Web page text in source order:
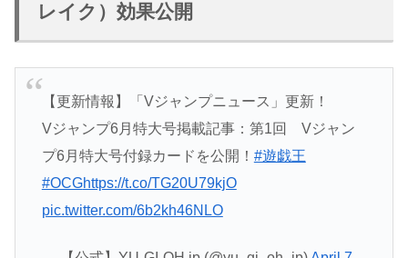
レイク）効果公開
【更新情報】「Vジャンプニュース」更新！
Vジャンプ6月特大号掲載記事：第1回 Vジャン
プ6月特大号付録カードを公開！ #遊戯王
#OCGhttps://t.co/TG20U79kjO
pic.twitter.com/6b2kh46NLO